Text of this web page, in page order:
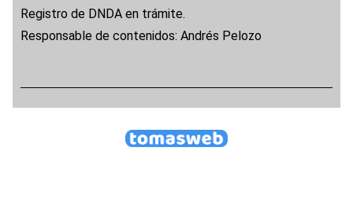
Registro de DNDA en trámite.
Responsable de contenidos: Andrés Pelozo